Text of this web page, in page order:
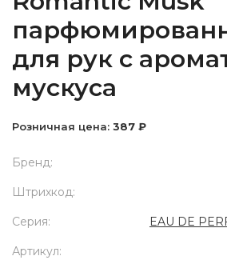
для рук с
мускуса
Розничная цена: 387 ₽
Бренд:
Штрихкод:
Серия: EAU DE
Артикул: